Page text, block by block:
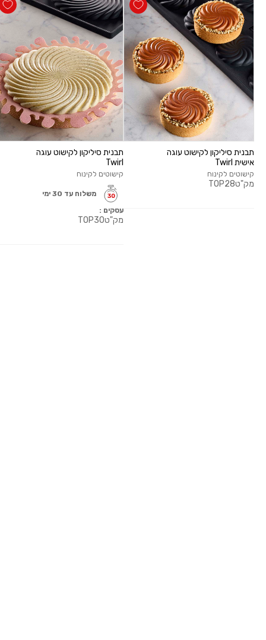
תבנית סיליקון לקישוט עוגה
אישית Twirl
קישוטים לקינוח
מק"טTOP28
תבנית סיליקון לקישוט עוגה
Twirl
קישוטים לקינוח
משלוח עד 30 ימי
עסקים :
מק"טTOP30